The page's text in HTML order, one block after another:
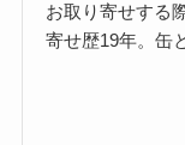
お取り寄せする
寄せ歴19年。缶